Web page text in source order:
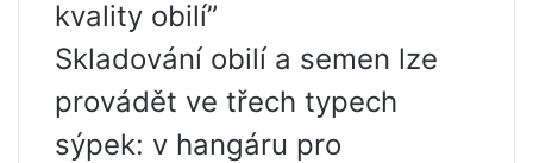
kvality obilí”
Skladování obilí a semen lze
provádět ve třech typech
sýpek: v hangáru pro